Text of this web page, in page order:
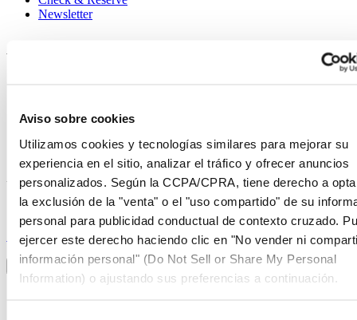
Aviso sobre cookies
Utilizamos cookies y tecnologías similares para mejorar su
experiencia en el sitio, analizar el tráfico y ofrecer anuncios
personalizados. Según la CCPA/CPRA, tiene derecho a
la exclusión de la "venta" o el "uso compartido" de su
personal para publicidad conductual de contexto cruzado.
ejercer este derecho haciendo clic en "No vender ni
información personal" (Do Not Sell or Share My Personal
Information) o ajustando sus preferencias a continuación.
Newsletter
Condiciones de venta
Desistimiento del contrato
Sistema de información
Únase al club Certina
Suscríbase para recibir información exclusiva
Suscríbase
Seleccionar país/región
Alternador de idioma